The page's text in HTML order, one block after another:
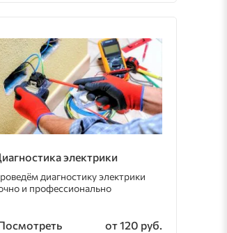
электрики
диагностику электрики
и профессионально
от 120 руб.